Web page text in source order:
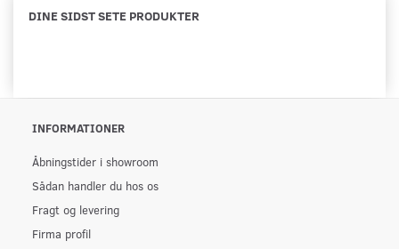
DINE SIDST SETE PRODUKTER
INFORMATIONER
Åbningstider i showroom
Sådan handler du hos os
Fragt og levering
Firma profil